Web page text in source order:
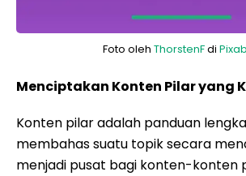
Foto oleh ThorstenFdi
Menciptakan Konten Pilar yang
Konten pilar adalah panduan
membahas suatu topik secara
menjadi pusat bagi konten-konten